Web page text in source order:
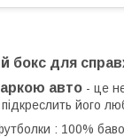
бокс для
авто - це
його
: 100%